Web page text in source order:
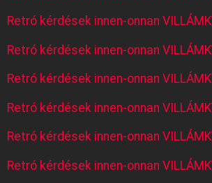
Retró kérdések innen-onnan
Retró kérdések innen-onnan
Retró kérdések innen-onnan
Retró kérdések innen-onnan
Retró kérdések innen-onnan
Retró kérdések innen-onnan